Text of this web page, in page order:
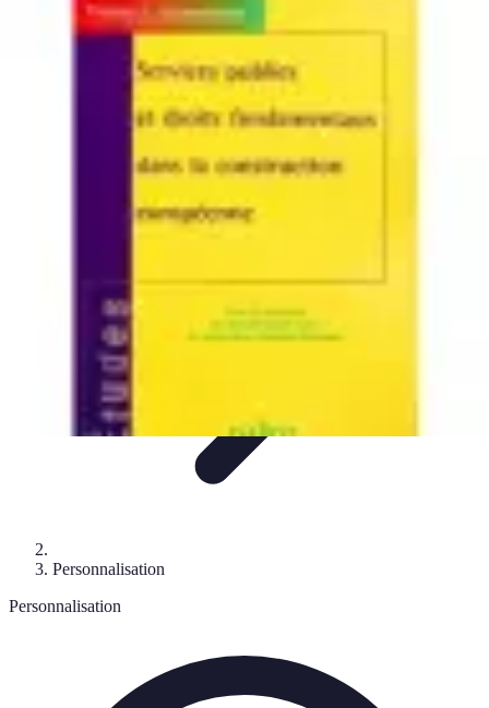
Services Mémoriaux
PersonnalisationRituels et discoursConseils pratiques
Listes & Conseils
Services Mémoriaux
Personnalisation
Personnalisation